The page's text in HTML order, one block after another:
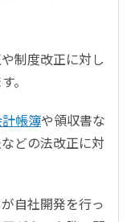
制度改正に対し
。
帳簿や領収書な
どの法改正に対
自社開発を行っ